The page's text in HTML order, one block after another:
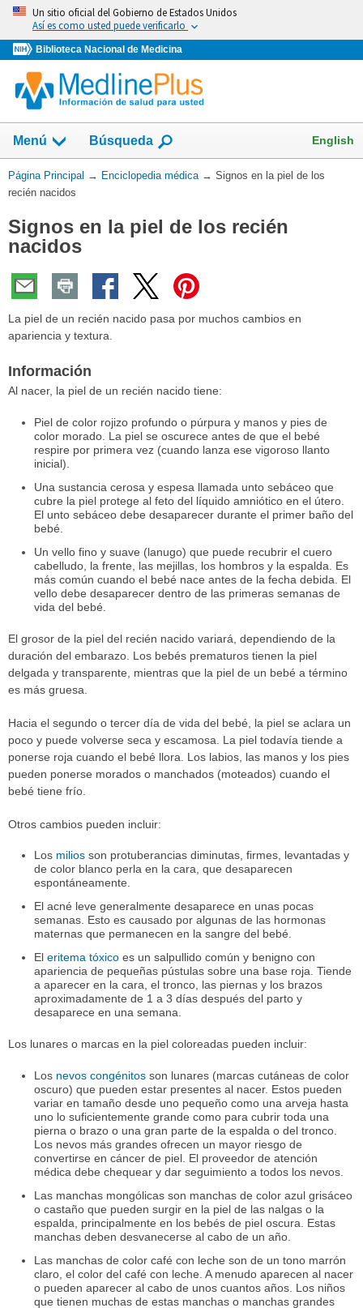
Omita
vaya
al
Contenido
Un sitio oficial del Gobierno de Estados Unidos
Así es como usted puede verificarlo
Biblioteca Nacional de Medicina
Menú Búsqueda English
Usted
está
Página Principal → Enciclopedia médica → Signos en la piel de los
recién nacidos
Signos en la piel de los recién
nacidos
La piel de un recién nacido pasa por muchos cambios en
apariencia y textura.
Información
Al nacer, la piel de un recién nacido tiene:
Piel de color rojizo profundo o púrpura y manos y pies de
color morado. La piel se oscurece antes de que el bebé
respire por primera vez (cuando lanza ese vigoroso llanto
inicial).
Una sustancia cerosa y espesa llamada unto sebáceo que
cubre la piel protege al feto del líquido amniótico en el útero.
El unto sebáceo debe desaparecer durante el primer baño del
bebé.
Un vello fino y suave (lanugo) que puede recubrir el cuero
cabelludo, la frente, las mejillas, los hombros y la espalda. Es
más común cuando el bebé nace antes de la fecha debida. El
vello debe desaparecer dentro de las primeras semanas de
vida del bebé.
El grosor de la piel del recién nacido variará, dependiendo de la
duración del embarazo. Los bebés prematuros tienen la piel
delgada y transparente, mientras que la piel de un bebé a término
es más gruesa.
Hacia el segundo o tercer día de vida del bebé, la piel se aclara un
poco y puede volverse seca y escamosa. La piel todavía tiende a
ponerse roja cuando el bebé llora. Los labios, las manos y los pies
pueden ponerse morados o manchados (moteados) cuando el
bebé tiene frío.
Otros cambios pueden incluir:
Los milios son protuberancias diminutas, firmes, levantadas y
de color blanco perla en la cara, que desaparecen
espontáneamente.
El acné leve generalmente desaparece en unas pocas
semanas. Esto es causado por algunas de las hormonas
maternas que permanecen en la sangre del bebé.
Eleritema tóxico es un salpullido común y benigno con
apariencia de pequeñas pústulas sobre una base roja. Tiende
a aparecer en la cara, el tronco, las piernas y los brazos
aproximadamente de 1 a 3 días después del parto y
desaparece en una semana.
Los lunares o marcas en la piel coloreadas pueden incluir:
Los nevos congénitos son lunares (marcas cutáneas de color
oscuro) que pueden estar presentes al nacer. Estos pueden
variar en tamaño desde uno pequeño como una arveja hasta
uno lo suficientemente grande como para cubrir toda una
pierna o brazo o una gran parte de la espalda o del tronco.
Los nevos más grandes ofrecen un mayor riesgo de
convertirse en cáncer de piel. El proveedor de atención
médica debe chequear y dar seguimiento a todos los nevos.
Las manchas mongólicas son manchas de color azul grisáceo
o castaño que pueden surgir en la piel de las nalgas o la
espalda, principalmente en los bebés de piel oscura. Estas
manchas deben desvanecerse al cabo de un año.
Las manchas de color café con leche son de un tono marrón
claro, el color del café con leche. A menudo aparecen al nacer
o pueden aparecer al cabo de unos cuantos años. Los niños
que tienen muchas de estas manchas o manchas grandes